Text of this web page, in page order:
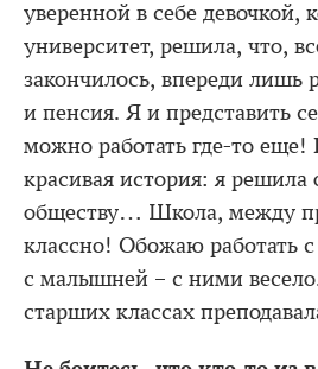
уверенной в себе девочкой,
университет, решила, что,
закончилось, впереди лишь
и пенсия. Я и представить
можно работать где-то еще!
красивая история: я решила
обществу… Школа, между
классно! Обожаю работать
с малышней – с ними
старших классах